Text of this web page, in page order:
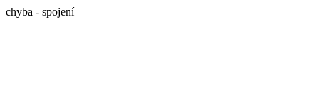
chyba - spojení